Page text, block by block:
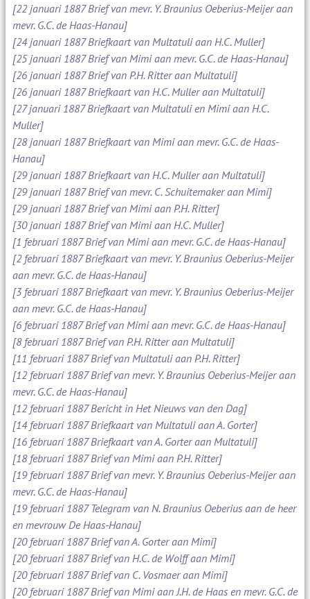
[22 januari 1887 Brief van mevr. Y. Braunius Oeberius-Meijer aan
mevr. G.C. de Haas-Hanau]
[24 januari 1887 Briefkaart van Multatuli aan H.C. Muller]
[25 januari 1887 Brief van Mimi aan mevr. G.C. de Haas-Hanau]
[26 januari 1887 Brief van P.H. Ritter aan Multatuli]
[26 januari 1887 Briefkaart van H.C. Muller aan Multatuli]
[27 januari 1887 Briefkaart van Multatuli en Mimi aan H.C.
Muller]
[28 januari 1887 Briefkaart van Mimi aan mevr. G.C. de Haas-
Hanau]
[29 januari 1887 Briefkaart van H.C. Muller aan Multatuli]
[29 januari 1887 Brief van mevr. C. Schuitemaker aan Mimi]
[29 januari 1887 Brief van Mimi aan P.H. Ritter]
[30 januari 1887 Brief van Mimi aan H.C. Muller]
[1 februari 1887 Brief van Mimi aan mevr. G.C. de Haas-Hanau]
[2 februari 1887 Briefkaart van mevr. Y. Braunius Oeberius-Meijer
aan mevr. G.C. de Haas-Hanau]
[3 februari 1887 Briefkaart van mevr. Y. Braunius Oeberius-Meijer
aan mevr. G.C. de Haas-Hanau]
[6 februari 1887 Brief van Mimi aan mevr. G.C. de Haas-Hanau]
[8 februari 1887 Brief van P.H. Ritter aan Multatuli]
[11 februari 1887 Brief van Multatuli aan P.H. Ritter]
[12 februari 1887 Brief van mevr. Y. Braunius Oeberius-Meijer aan
mevr. G.C. de Haas-Hanau]
[12 februari 1887 Bericht in Het Nieuws van den Dag]
[14 februari 1887 Briefkaart van Multatuli aan A. Gorter]
[16 februari 1887 Briefkaart van A. Gorter aan Multatuli]
[18 februari 1887 Brief van Mimi aan P.H. Ritter]
[19 februari 1887 Brief van mevr. Y. Braunius Oeberius-Meijer aan
mevr. G.C. de Haas-Hanau]
[19 februari 1887 Telegram van N. Braunius Oeberius aan de heer
en mevrouw De Haas-Hanau]
[20 februari 1887 Brief van A. Gorter aan Mimi]
[20 februari 1887 Brief van H.C. de Wolff aan Mimi]
[20 februari 1887 Brief van C. Vosmaer aan Mimi]
[20 februari 1887 Brief van Mimi aan J.H. de Haas en mevr. G.C. de